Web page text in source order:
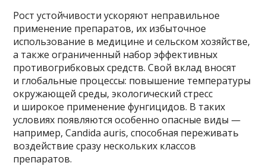
Рост устойчивости ускоряют неправильное
применение препаратов, их избыточное
использование в медицине и сельском хозяйстве,
а также ограниченный набор эффективных
противогрибковых средств. Свой вклад вносят
и глобальные процессы: повышение температуры
окружающей среды, экологический стресс
и широкое применение фунгицидов. В таких
условиях появляются особенно опасные виды —
например, Candida auris, способная переживать
воздействие сразу нескольких классов
препаратов.